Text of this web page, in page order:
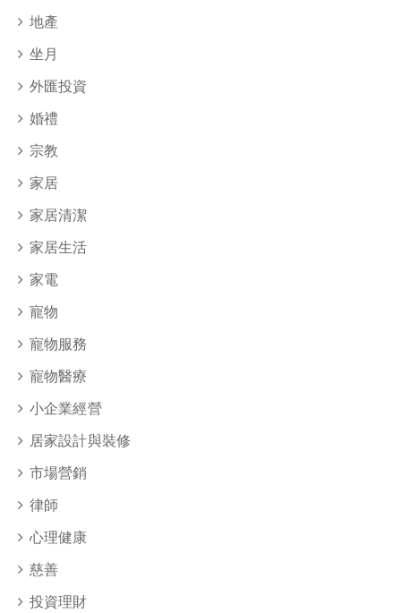
地產
坐月
外匯投資
婚禮
宗教
家居
家居清潔
家居生活
家電
寵物
寵物服務
寵物醫療
小企業經營
居家設計與裝修
市場營銷
律師
心理健康
慈善
投資理財